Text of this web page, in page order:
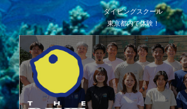
ダイビングスクール
東京都内で体験！